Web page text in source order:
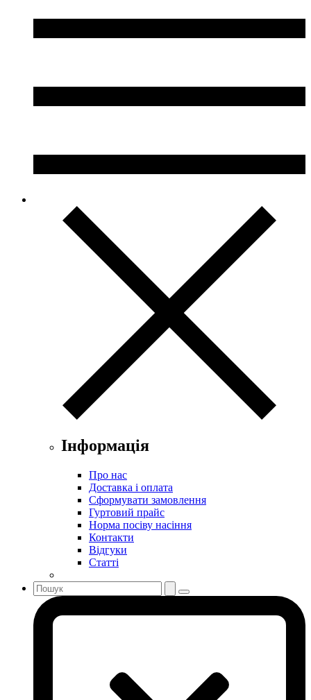
Інформація
Про нас
Доставка і оплата
Сформувати замовлення
Гуртовий прайс
Норма посіву насіння
Контакти
Відгуки
Статті